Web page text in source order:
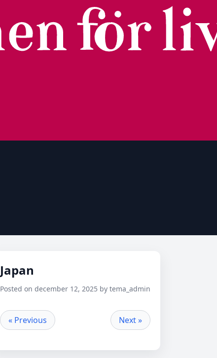
Japan
Posted on december 12, 2025 by tema_admin
« Previous Next »